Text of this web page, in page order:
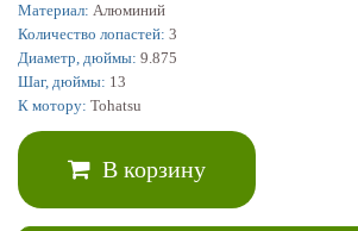
Материал: Алюминий
Количество лопастей: 3
Диаметр, дюймы: 9.875
Шаг, дюймы: 13
К мотору: Tohatsu
В корзину